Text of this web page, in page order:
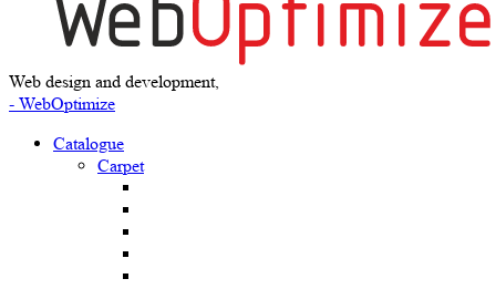
Web design and development,
- WebOptimize
Catalogue
Carpet